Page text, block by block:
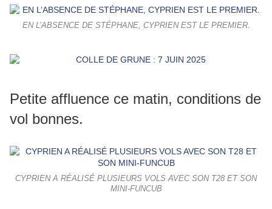
EN L’ABSENCE DE STÉPHANE, CYPRIEN EST LE PREMIER.
Petite affluence ce matin, conditions de
vol bonnes.
CYPRIEN A RÉALISÉ PLUSIEURS VOLS AVEC SON T28 ET SON
MINI-FUNCUB